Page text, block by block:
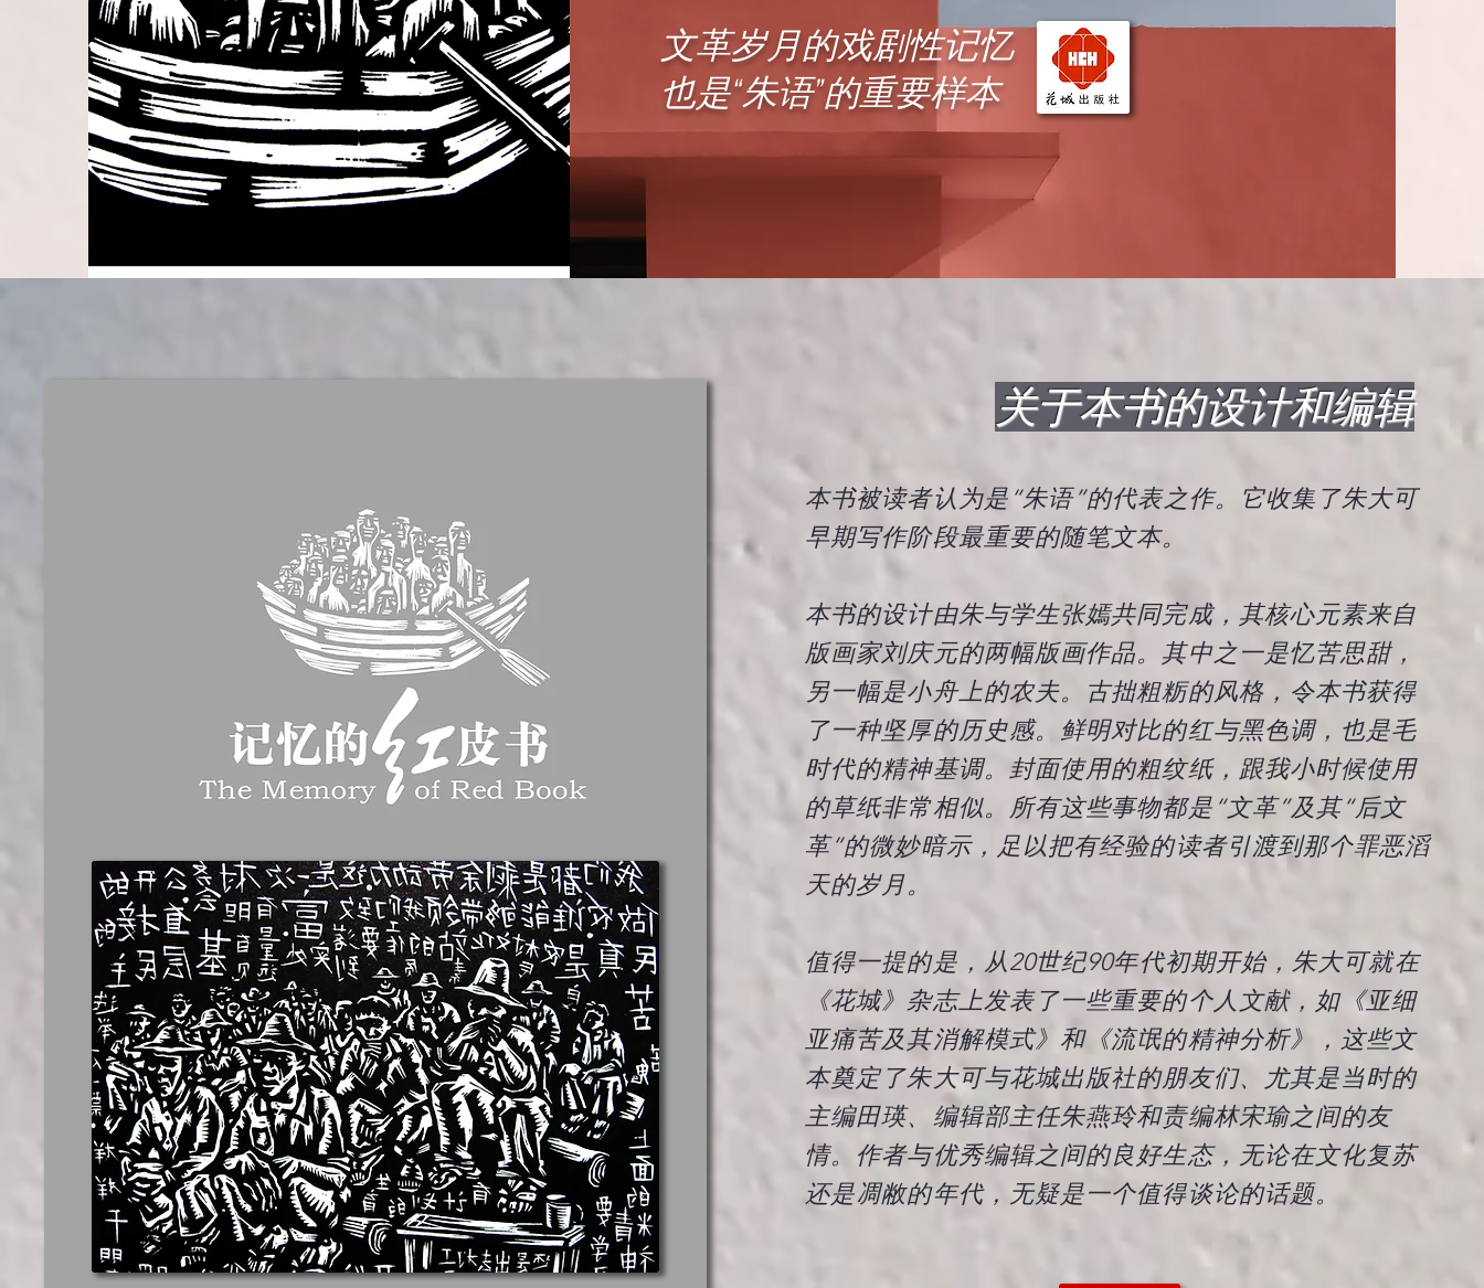
文革岁月的戏剧性记忆
也是“朱语”的重要样本
关于本书的设计和编辑
​本书被读者认为是“朱语”的代表之作。它收集了朱大可
早期写作阶段最重要的随笔文本。
本书的设计由朱与学生张嫣共同完成，其核心元素来自
版画家刘庆元的两幅版画作品。其中之一是忆苦思甜，
另一幅是小舟上的农夫。古拙粗粝的风格，令本书获得
了一种坚厚的历史感。鲜明对比的红与黑色调，也是毛
时代的精神基调。封面使用的粗纹纸，跟我小时候使用
的草纸非常相似。所有这些事物都是“文革”及其“后文
革“的微妙暗示，足以把有经验的读者引渡到那个罪恶滔
天的岁月。
值得一提的是，从20世纪90年代初期开始，朱大可就在
《花城》杂志上发表了一些重要的个人文献，如《亚细
亚痛苦及其消解模式》和《流氓的精神分析》，这些文
本奠定了朱大可与花城出版社的朋友们、尤其是当时的
主编田瑛、编辑部主任朱燕玲和责编林宋瑜之间的友
情。作者与优秀编辑之间的良好生态，无论在文化复苏
还是凋敝的年代，无疑是一个值得谈论的话题。